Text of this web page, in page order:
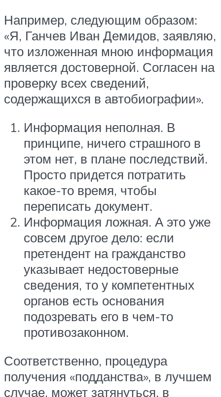
Например, следующим образом:
«Я, Ганчев Иван Демидов, заявляю,
что изложенная мною информация
является достоверной. Согласен на
проверку всех сведений,
содержащихся в автобиографии».
Информация неполная. В
принципе, ничего страшного в
этом нет, в плане последствий.
Просто придется потратить
какое-то время, чтобы
переписать документ.
Информация ложная. А это уже
совсем другое дело: если
претендент на гражданство
указывает недостоверные
сведения, то у компетентных
органов есть основания
подозревать его в чем-то
противозаконном.
Соответственно, процедура
получения «подданства», в лучшем
случае, может затянуться, в